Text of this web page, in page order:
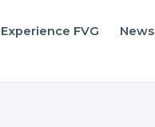
Experience FVG News